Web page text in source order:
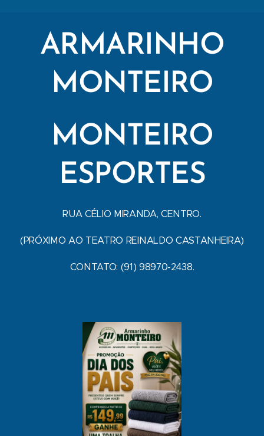
ARMARINHO
MONTEIRO
MONTEIRO
ESPORTES
RUA CÉLIO MIRANDA, CENTRO.
(PRÓXIMO AO TEATRO REINALDO CASTANHEIRA)
CONTATO: (91) 98970-2438.